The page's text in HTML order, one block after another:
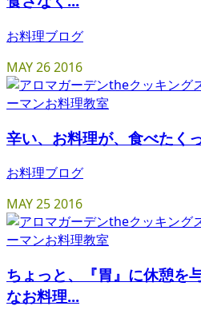
お料理ブログ
MAY262016
辛い、お料理が、食べたく
お料理ブログ
MAY252016
ちょっと、『胃』に休憩を
なお料理...